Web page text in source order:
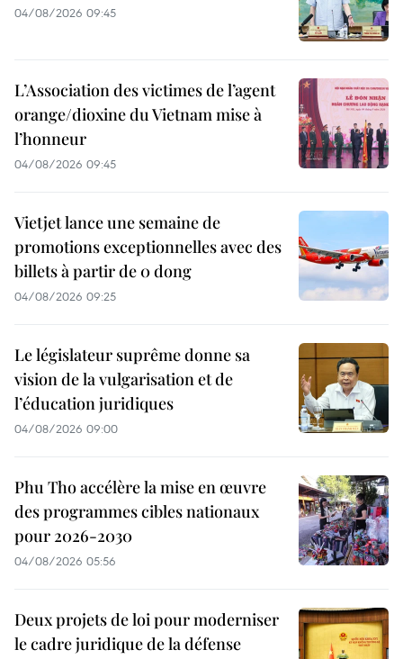
04/08/2026 09:45
L’Association des victimes de l’agent
orange/dioxine du Vietnam mise à
l’honneur
04/08/2026 09:45
Vietjet lance une semaine de
promotions exceptionnelles avec des
billets à partir de 0 dong
04/08/2026 09:25
Le législateur suprême donne sa
vision de la vulgarisation et de
l’éducation juridiques
04/08/2026 09:00
Phu Tho accélère la mise en œuvre
des programmes cibles nationaux
pour 2026-2030
04/08/2026 05:56
Deux projets de loi pour moderniser
le cadre juridique de la défense